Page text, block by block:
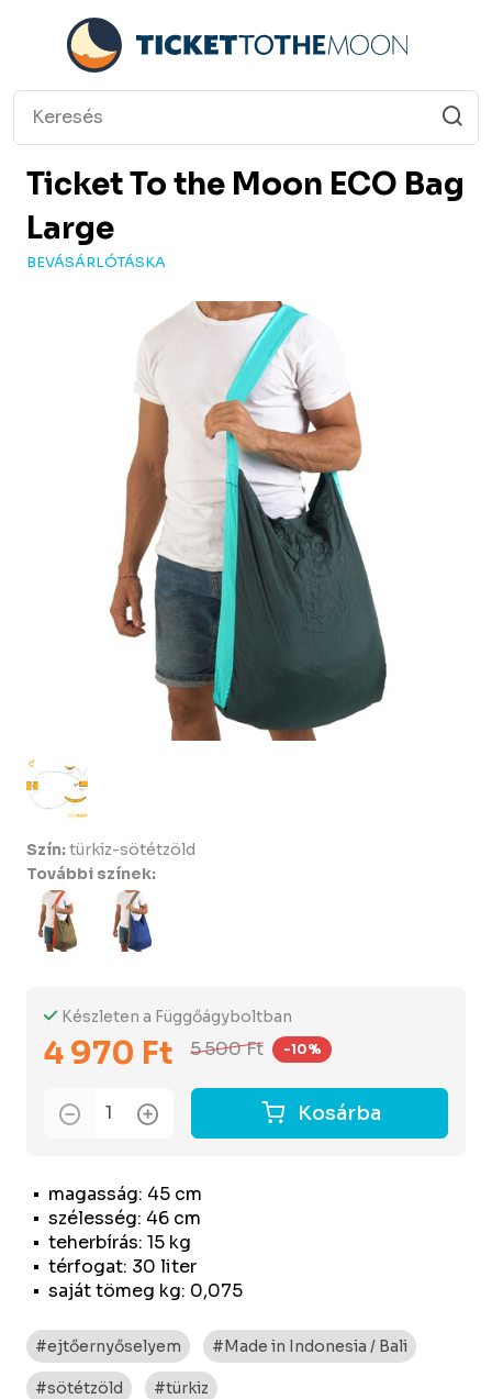
Ticket To the Moon ECO Bag
Large
BEVÁSÁRLÓTÁSKA
magasság: 45 cm
szélesség: 46 cm
teherbírás: 15 kg
térfogat: 30 liter
saját tömeg kg: 0,075
Készleten a Függőágyboltban
4 970 Ft 5 500 Ft -10%
Kosárba
Szín:türkiz-sötétzöld
További színek:
#ejtőernyőselyem #Made in Indonesia / Bali
#sötétzöld #türkiz